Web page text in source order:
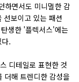
하면서도 미니멀한 감
선보이고 있는 패션
생한 '플렉서스'에는
.
디테일로 표현한 것
더해 트렌디한 감성을